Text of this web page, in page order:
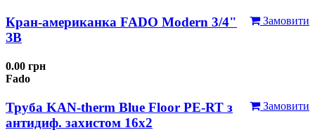
Замовити
Кран-американка FADO Modern 3/4"
ЗВ
0.00 грн
Fado
Замовити
Труба KAN-therm Blue Floor PE-RT з
антидиф. захистом 16х2